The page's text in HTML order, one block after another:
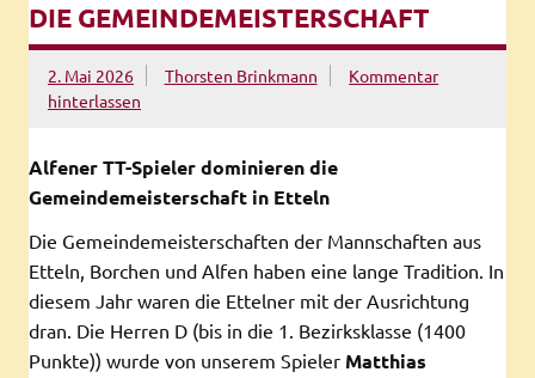
DIE GEMEINDEMEISTERSCHAFT
2. Mai 2026 Thorsten Brinkmann
Kommentar
hinterlassen
Alfener TT-Spieler dominieren die
Gemeindemeisterschaft in Etteln
Die Gemeindemeisterschaften der Mannschaften aus
Etteln, Borchen und Alfen haben eine lange Tradition. In
diesem Jahr waren die Ettelner mit der Ausrichtung
dran. Die Herren D (bis in die 1. Bezirksklasse (1400
Punkte)) wurde von unserem Spieler Matthias